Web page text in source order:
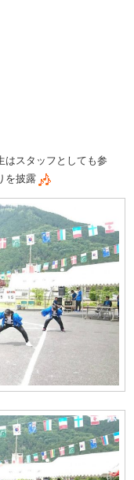
はスタッフとしても参
を披露